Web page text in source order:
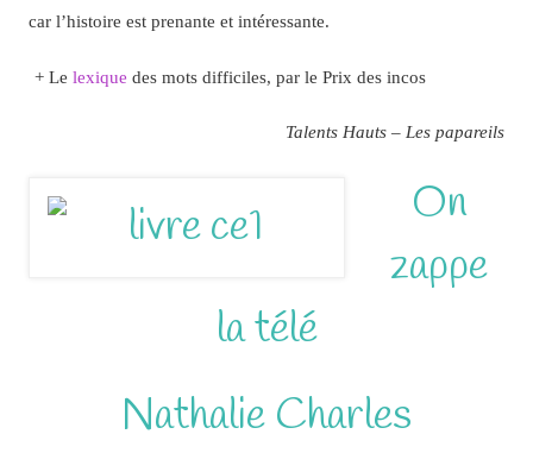
car l’histoire est prenante et intéressante.
+ Le lexique des mots difficiles, par le Prix des incos
Talents Hauts – Les papareils
On
zappe
la télé
Nathalie Charles